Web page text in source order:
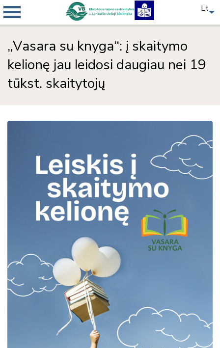
„Vasara su knyga“: į skaitymo
kelionę jau leidosi daugiau nei 19
tūkst. skaitytojų
Lt